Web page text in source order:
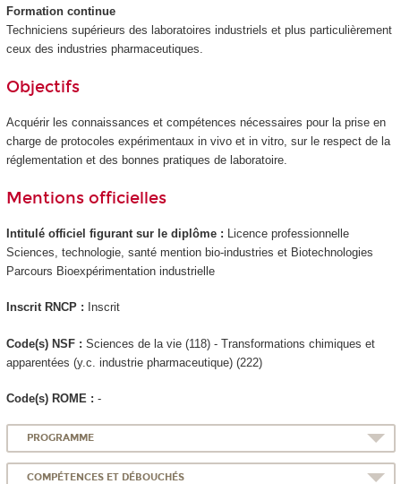
Formation continue
Techniciens supérieurs des laboratoires industriels et plus particulièrement
ceux des industries pharmaceutiques.
Objectifs
Acquérir les connaissances et compétences nécessaires pour la prise en
charge de protocoles expérimentaux in vivo et in vitro, sur le respect de la
réglementation et des bonnes pratiques de laboratoire.
Mentions officielles
Intitulé officiel figurant sur le diplôme : Licence professionnelle
Sciences, technologie, santé mention bio-industries et Biotechnologies
Parcours Bioexpérimentation industrielle
Inscrit RNCP: Inscrit
Code(s) NSF : Sciences de la vie (118) - Transformations chimiques et
apparentées (y.c. industrie pharmaceutique) (222)
Code(s) ROME : -
PROGRAMME
COMPÉTENCES ET DÉBOUCHÉS